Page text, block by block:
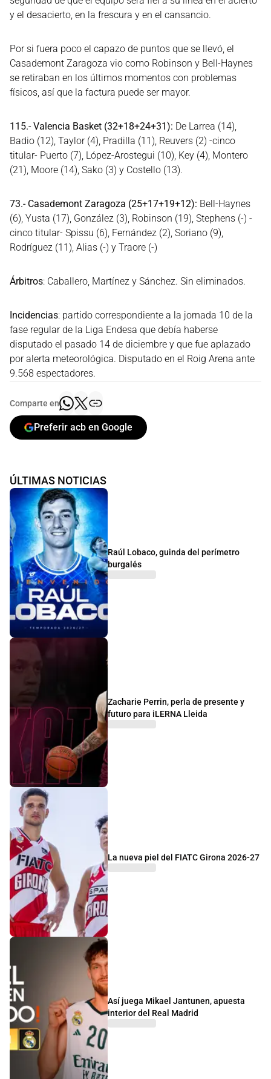
y el desacierto, en la frescura y en el cansancio.
Por si fuera poco el capazo de puntos que se llevó, el
Casademont Zaragoza vio como Robinson y Bell-Haynes
se retiraban en los últimos momentos con problemas
físicos, así que la factura puede ser mayor.
115.- Valencia Basket (32+18+24+31): De Larrea (14),
Badio (12), Taylor (4), Pradilla (11), Reuvers (2) -cinco
titular- Puerto (7), López-Arostegui (10), Key (4), Montero
(21), Moore (14), Sako (3) y Costello (13).
73.- Casademont Zaragoza (25+17+19+12): Bell-Haynes
(6), Yusta (17), González (3), Robinson (19), Stephens (-) -
cinco titular- Spissu (6), Fernández (2), Soriano (9),
Rodríguez (11), Alias (-) y Traore (-)
Árbitros: Caballero, Martínez y Sánchez. Sin eliminados.
Incidencias: partido correspondiente a la jornada 10 de la
fase regular de la Liga Endesa que debía haberse
disputado el pasado 14 de diciembre y que fue aplazado
por alerta meteorológica. Disputado en el Roig Arena ante
9.568 espectadores.
Comparte en
Preferir acb en Google
ÚLTIMAS NOTICIAS
Raúl Lobaco, guinda del perímetro
burgalés
Zacharie Perrin, perla de presente y
futuro para iLERNA Lleida
La nueva piel del FIATC Girona 2026-27
Así juega Mikael Jantunen, apuesta
interior del Real Madrid